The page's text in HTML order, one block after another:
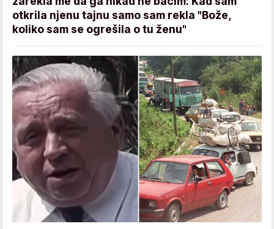
otkrila njenu tajnu samo sam rekla "Bože,
koliko sam se ogrešila o tu ženu"